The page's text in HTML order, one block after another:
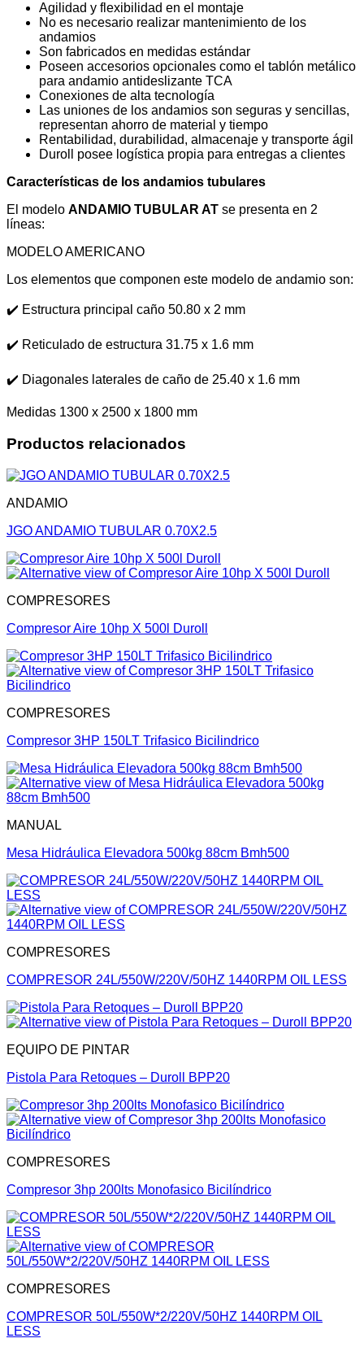
Agilidad y flexibilidad en el montaje
No es necesario realizar mantenimiento de los
andamios
Son fabricados en medidas estándar
Poseen accesorios opcionales como el tablón metálico
para andamio antideslizante TCA
Conexiones de alta tecnología
Las uniones de los andamios son seguras y sencillas,
representan ahorro de material y tiempo
Rentabilidad, durabilidad, almacenaje y transporte ágil
Duroll posee logística propia para entregas a clientes
Características de los andamios tubulares
El modelo ANDAMIO TUBULAR AT se presenta en 2
líneas:
MODELO AMERICANO
Los elementos que componen este modelo de andamio son:
✔️ Estructura principal caño 50.80 x 2 mm
✔️ Reticulado de estructura 31.75 x 1.6 mm
✔️ Diagonales laterales de caño de 25.40 x 1.6 mm
Medidas 1300 x 2500 x 1800 mm
Productos relacionados
ANDAMIO
JGO ANDAMIO TUBULAR 0.70X2.5
COMPRESORES
Compresor Aire 10hp X 500l Duroll
COMPRESORES
Compresor 3HP 150LT Trifasico Bicilindrico
MANUAL
Mesa Hidráulica Elevadora 500kg 88cm Bmh500
COMPRESORES
COMPRESOR 24L/550W/220V/50HZ 1440RPM OIL LESS
EQUIPO DE PINTAR
Pistola Para Retoques – Duroll BPP20
COMPRESORES
Compresor 3hp 200lts Monofasico Bicilíndrico
COMPRESORES
COMPRESOR 50L/550W*2/220V/50HZ 1440RPM OIL
LESS